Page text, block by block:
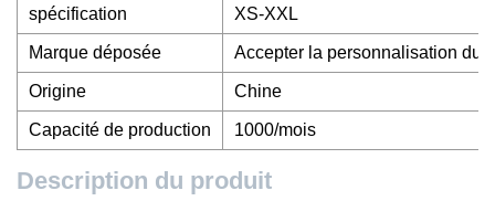
spécification XS-XXL
Marque déposée Accepter la personnalisation du
Origine Chine
Capacité de production 1000/mois
Description du produit